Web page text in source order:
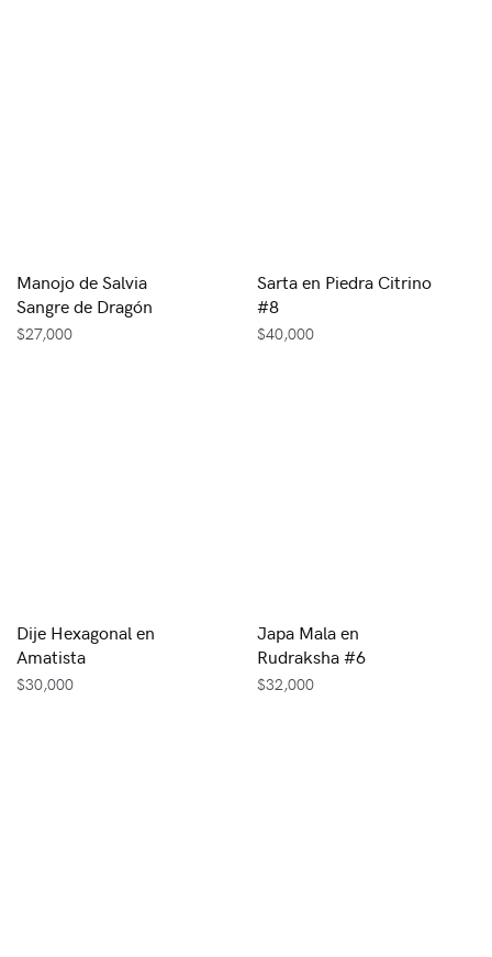
Manojo de Salvia
Sangre de Dragón
$27,000
Sarta en Piedra Citrino
#8
$40,000
Dije Hexagonal en
Amatista
$30,000
Japa Mala en
Rudraksha #6
$32,000